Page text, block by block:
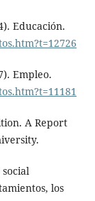
Educación.
Empleo.
A Report
los